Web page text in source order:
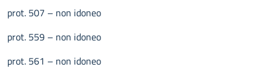
prot. 507 – non idoneo
prot. 559 – non idoneo
prot. 561 – non idoneo